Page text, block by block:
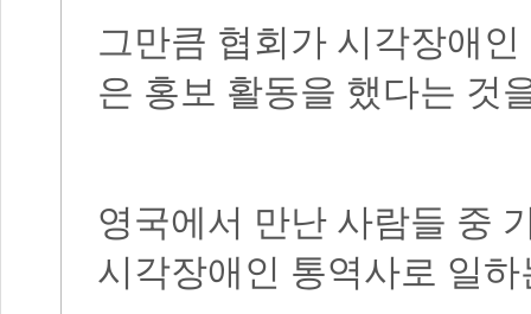
그만큼 협회가 시각장애
은 홍보 활동을 했다는 것
영국에서 만난 사람들 중
시각장애인 통역사로 일